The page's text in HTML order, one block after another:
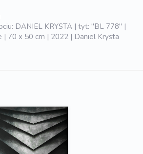
DANIEL KRYSTA | tyt: "BL 778" |
| 70 x 50 cm | 2022 | Daniel Krysta